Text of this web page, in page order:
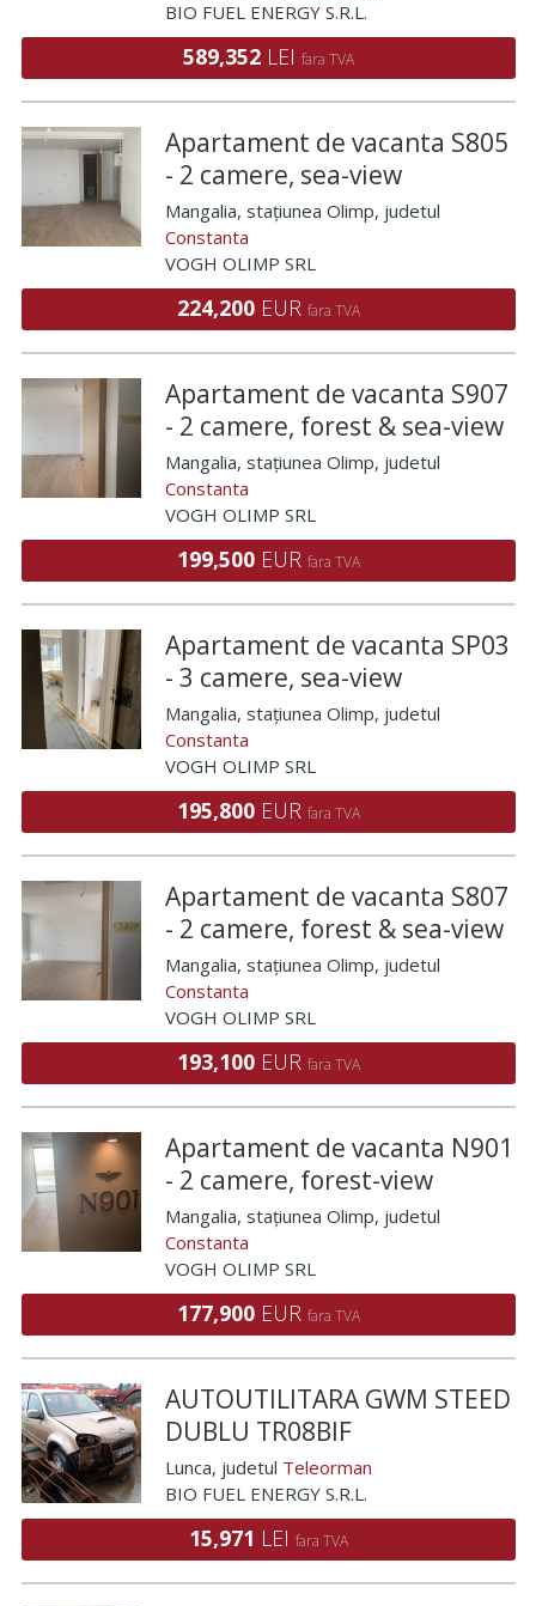
BIO FUEL ENERGY S.R.L.
589,352 LEI fara TVA
Apartament de vacanta S805
- 2 camere, sea-view
Mangalia, stațiunea Olimp, judetul
Constanta
VOGH OLIMP SRL
224,200 EUR fara TVA
Apartament de vacanta S907
- 2 camere, forest & sea-view
Mangalia, stațiunea Olimp, judetul
Constanta
VOGH OLIMP SRL
199,500 EUR fara TVA
Apartament de vacanta SP03
- 3 camere, sea-view
Mangalia, stațiunea Olimp, judetul
Constanta
VOGH OLIMP SRL
195,800 EUR fara TVA
Apartament de vacanta S807
- 2 camere, forest & sea-view
Mangalia, stațiunea Olimp, judetul
Constanta
VOGH OLIMP SRL
193,100 EUR fara TVA
Apartament de vacanta N901
- 2 camere, forest-view
Mangalia, stațiunea Olimp, judetul
Constanta
VOGH OLIMP SRL
177,900 EUR fara TVA
AUTOUTILITARA GWM STEED
DUBLU TR08BIF
Lunca, judetul Teleorman
BIO FUEL ENERGY S.R.L.
15,971 LEI fara TVA